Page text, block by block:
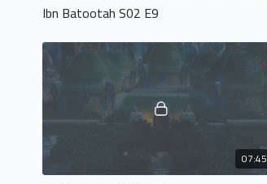
Ibn Batootah S02 E9
07:45